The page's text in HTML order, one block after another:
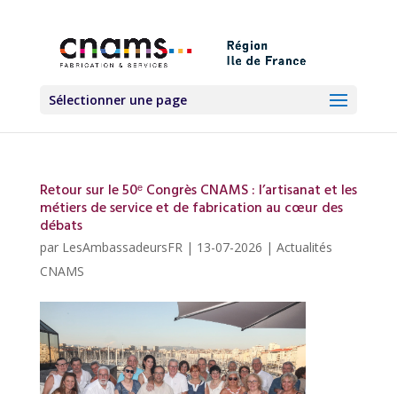
Sélectionner une page
Retour sur le 50ᵉ Congrès CNAMS : l’artisanat et les
métiers de service et de fabrication au cœur des
débats
par LesAmbassadeursFR| 13-07-2026 | Actualités
CNAMS